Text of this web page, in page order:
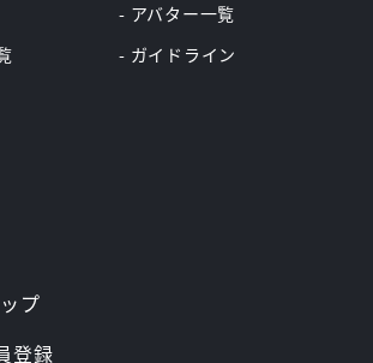
- アバター一覧
- ガイドライン
プ
登録